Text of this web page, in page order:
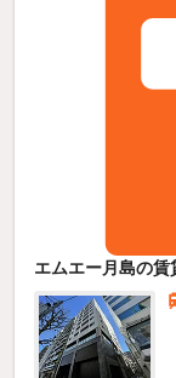
エムエー月島の賃